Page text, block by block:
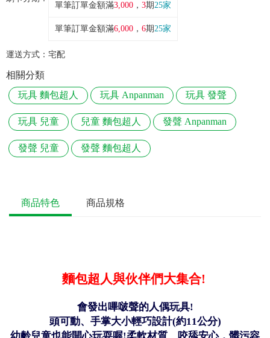
單筆訂單金額滿3,000 ， 3期25家
單筆訂單金額滿6,000 ， 6期25家
運送方式： 宅配
相關分類
玩具 麵包超人
玩具 Anpanman 玩具 發聲
玩具 兒童 兒童 麵包超人 發聲 Anpanman
發聲 兒童 發聲 麵包超人
商品特色 商品規格
麵包超人與伙伴們大集合!
會發出嗶啵聲的人偶玩具!
頭可動、手掌大小輕巧設計(約11公分)